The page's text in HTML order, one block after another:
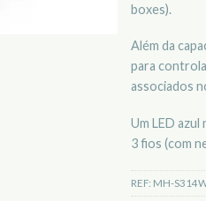
boxes).
Além da
para
associados
Um LED
3 fios (com
REF: MH-